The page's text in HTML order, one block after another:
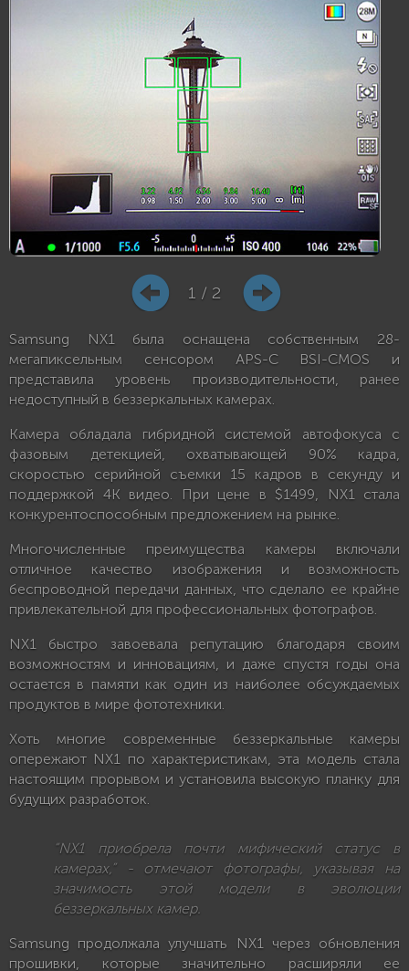
1 / 2
Samsung NX1 была оснащена собственным 28-
мегапиксельным сенсором APS-C BSI-CMOS и
представила уровень производительности, ранее
недоступный в беззеркальных камерах.
Камера обладала гибридной системой автофокуса с
фазовым детекцией, охватывающей 90% кадра,
скоростью серийной съемки 15 кадров в секунду и
поддержкой 4K видео. При цене в $1499, NX1 стала
конкурентоспособным предложением на рынке.
Многочисленные преимущества камеры включали
отличное качество изображения и возможность
беспроводной передачи данных, что сделало ее крайне
привлекательной для профессиональных фотографов.
NX1 быстро завоевала репутацию благодаря своим
возможностям и инновациям, и даже спустя годы она
остается в памяти как один из наиболее обсуждаемых
продуктов в мире фототехники.
Хоть многие современные беззеркальные камеры
опережают NX1 по характеристикам, эта модель стала
настоящим прорывом и установила высокую планку для
будущих разработок.
“NX1 приобрела почти мифический статус в
камерах,” - отмечают фотографы, указывая на
значимость этой модели в эволюции
беззеркальных камер.
Samsung продолжала улучшать NX1 через обновления
прошивки, которые значительно расширяли ее